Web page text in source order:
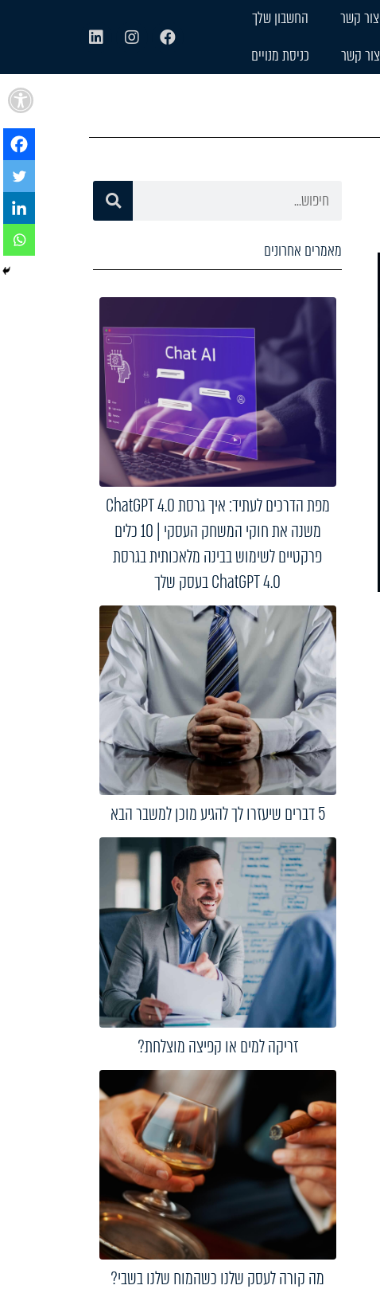
צור קשר
החשבון שלך
צור קשר כניסת מנויים
מאמרים אחרונים
מפת הדרכים לעתיד: איך גרסת ChatGPT 4.0
משנה את חוקי המשחק העסקי | 10 כלים
פרקטיים לשימוש בבינה מלאכותית בגרסת
ChatGPT 4.0 בעסק שלך
5 דברים שיעזרו לך להגיע מוכן למשבר הבא
זריקה למים או קפיצה מוצלחת?
מה קורה לעסק שלנו כשהמוח שלנו בשבי?